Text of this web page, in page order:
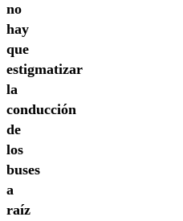
no
hay
que
estigmatizar
la
conducción
de
los
buses
a
raíz